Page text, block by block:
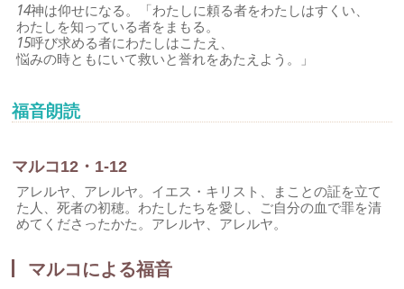
14神は仰せになる。「わたしに頼る者をわたしはすくい、
わたしを知っている者をまもる。
15呼び求める者にわたしはこたえ、
悩みの時ともにいて救いと誉れをあたえよう。」
福音朗読
マルコ12・1-12
アレルヤ、アレルヤ。イエス・キリスト、まことの証を立て
た人、死者の初穂。わたしたちを愛し、ご自分の血で罪を清
めてくださったかた。アレルヤ、アレルヤ。
マルコによる福音